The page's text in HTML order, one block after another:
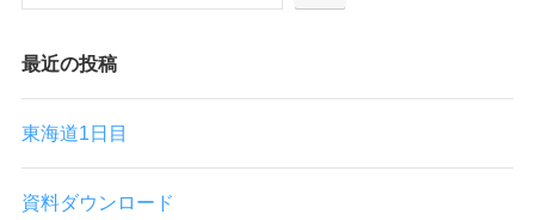
最近の投稿
東海道1日目
資料ダウンロード